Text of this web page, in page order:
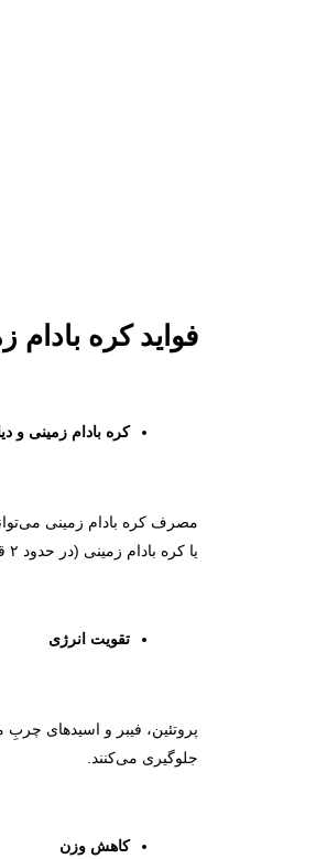
فواید کره بادام
کره بادام زمینی و
یا کره بادام زمینی (در حدود ۲ قاشق غذاخوری)، حداقل ۵ روز در هفته می‌تواند خطر گسترش دیابت را تا ۳۰ درصد کاهش دهد.
تقویت انرژی
پروتئین، فیبر و اسیدهای
جلوگیری می‌کنند.
کاهش وزن